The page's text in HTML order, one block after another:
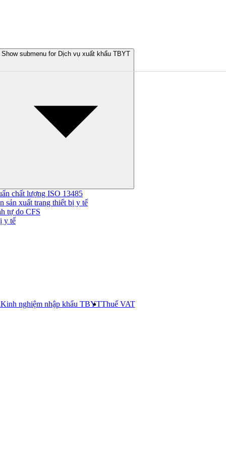
Show submenu for Dịch vụ xuất khẩu TBYT
chất lượng ISO 13485
sản xuất trang thiết bị y tế
tự do CFS
y tế
Kinh nghiệm nhập khẩu TBYTThuế VAT